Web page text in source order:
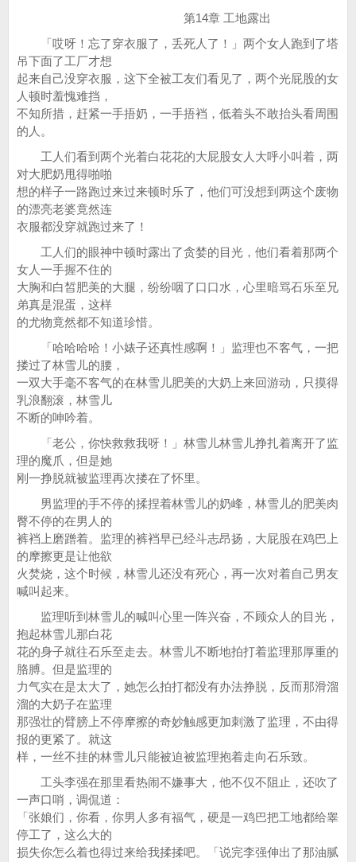
第14章 工地露出
「哎呀！忘了穿衣服了，丢死人了！」两个女人跑到了塔
吊下面了工厂才想
起来自己没穿衣服，这下全被工友们看见了，两个光屁股的女
人顿时羞愧难挡，
不知所措，赶紧一手捂奶，一手捂裆，低着头不敢抬头看周围
的人。
工人们看到两个光着白花花的大屁股女人大呼小叫着，两
对大肥奶甩得啪啪
想的样子一路跑过来过来顿时乐了，他们可没想到两这个废物
的漂亮老婆竟然连
衣服都没穿就跑过来了！
工人们的眼神中顿时露出了贪婪的目光，他们看着那两个
女人一手握不住的
大胸和白皙肥美的大腿，纷纷咽了口口水，心里暗骂石乐至兄
弟真是混蛋，这样
的尤物竟然都不知道珍惜。
「哈哈哈哈！小婊子还真性感啊！」监理也不客气，一把
搂过了林雪儿的腰，
一双大手毫不客气的在林雪儿肥美的大奶上来回游动，只摸得
乳浪翻滚，林雪儿
不断的呻吟着。
「老公，你快救救我呀！」林雪儿林雪儿挣扎着离开了监
理的魔爪，但是她
刚一挣脱就被监理再次搂在了怀里。
男监理的手不停的揉捏着林雪儿的奶峰，林雪儿的肥美肉
臀不停的在男人的
裤裆上磨蹭着。监理的裤裆早已经斗志昂扬，大屁股在鸡巴上
的摩擦更是让他欲
火焚烧，这个时候，林雪儿还没有死心，再一次对着自己男友
喊叫起来。
监理听到林雪儿的喊叫心里一阵兴奋，不顾众人的目光，
抱起林雪儿那白花
花的身子就往石乐至走去。林雪儿不断地拍打着监理那厚重的
胳膊。但是监理的
力气实在是太大了，她怎么拍打都没有办法挣脱，反而那滑溜
溜的大奶子在监理
那强壮的臂膀上不停摩擦的奇妙触感更加刺激了监理，不由得
报的更紧了。就这
样，一丝不挂的林雪儿只能被迫被监理抱着走向石乐致。
工头李强在那里看热闹不嫌事大，他不仅不阻止，还吹了
一声口哨，调侃道：
「张娘们，你看，你男人多有福气，硬是一鸡巴把工地都给睾
停工了，这么大的
损失你怎么着也得过来给我揉揉吧。「说完李强伸出了那油腻